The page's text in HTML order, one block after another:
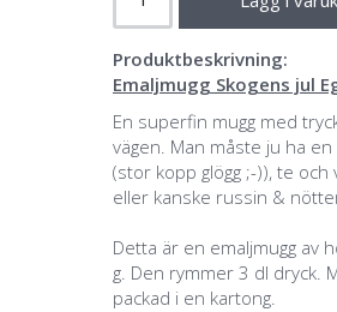
Produktbeskrivning:
Emaljmugg Skogens jul
En superfin mugg med
vägen. Man måste ju ha
(stor kopp glögg ;-)), te
eller kanske russin &
Detta är en emaljmugg av
g. Den rymmer 3 dl dryck.
packad i en kartong.